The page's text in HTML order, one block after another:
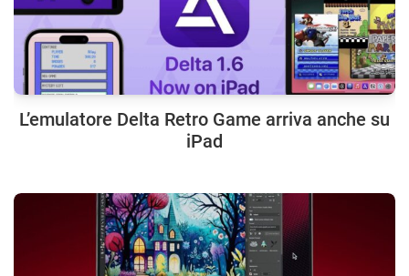
L’emulatore Delta Retro Game arriva anche su
iPad